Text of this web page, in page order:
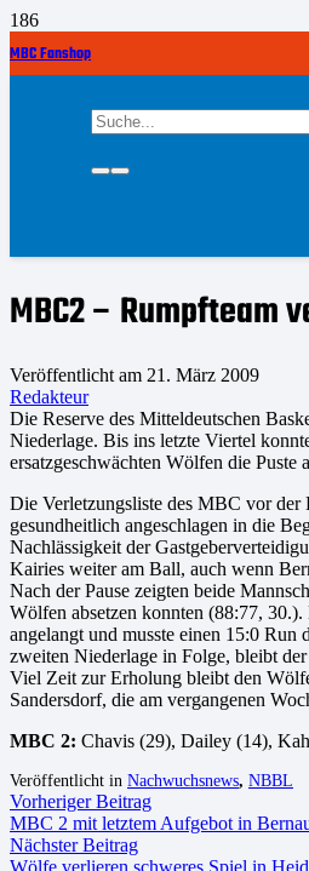
MBC Fanshop
MBC2 – Rumpfteam
Veröffentlicht am 21. März 2009
Redakteur
Die Reserve des Mitteldeutschen
Niederlage. Bis ins letzte Viertel
ersatzgeschwächten Wölfen die Puste
Die Verletzungsliste des MBC vor
gesundheitlich angeschlagen in die
Nachlässigkeit der
Kairies weiter am Ball, auch wenn
Nach der Pause zeigten beide
Wölfen absetzen konnten (88:77,
angelangt und musste einen 15:0
zweiten Niederlage in Folge, bleibt
Viel Zeit zur Erholung bleibt den
Sandersdorf, die am vergangenen
MBC 2: Chavis (29), Dailey (14),
Veröffentlicht in Nachwuchsnews, NBBL
Vorheriger Beitrag
MBC 2 mit letztem Aufgebot in
Nächster Beitrag
Wölfe verlieren schweres Spiel in